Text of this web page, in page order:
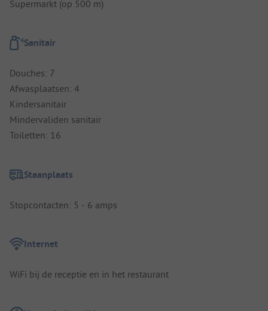
Supermarkt (op 500 m)
Sanitair
Douches: 7
Afwasplaatsen: 4
Kindersanitair
Mindervaliden sanitair
Toiletten: 16
Staanplaats
Stopcontacten: 5 - 6 amps
Internet
WiFi bij de receptie en in het restaurant